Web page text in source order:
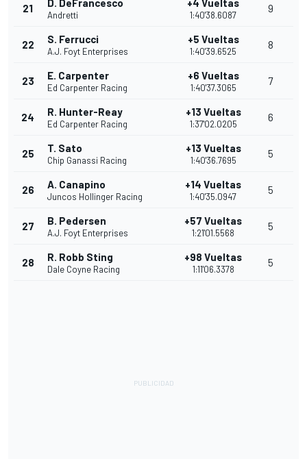
21 D. DeFrancesco
Andretti
+4 Vueltas
1:40'38.6087
9
22 S. Ferrucci
A.J. Foyt Enterprises
+5 Vueltas
1:40'39.6525
8
23 E. Carpenter
Ed Carpenter Racing
+6 Vueltas
1:40'37.3065
7
24 R. Hunter-Reay
Ed Carpenter Racing
+13 Vueltas
1:37'02.0205
6
25 T. Sato
Chip Ganassi Racing
+13 Vueltas
1:40'36.7695
5
26 A. Canapino
Juncos Hollinger Racing
+14 Vueltas
1:40'35.0947
5
27 B. Pedersen
A.J. Foyt Enterprises
+57 Vueltas
1:21'01.5568
5
28 R. Robb Sting
Dale Coyne Racing
+98 Vueltas
1:11'06.3378
5